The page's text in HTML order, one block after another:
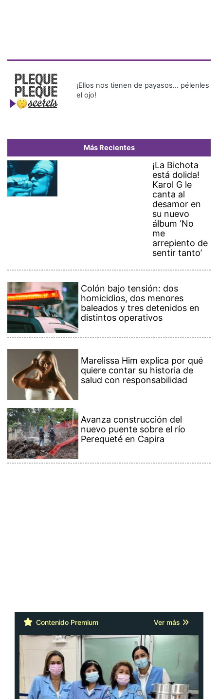
¡Ellos nos tienen de payasos… pélenles
el ojo!
Más Recientes
¡La Bichota
está dolida!
Karol G le
canta al
desamor en
su nuevo
álbum ‘No
me
arrepiento de
sentir tanto’
Colón bajo tensión: dos
homicidios, dos menores
baleados y tres detenidos en
distintos operativos
Marelissa Him explica por qué
quiere contar su historia de
salud con responsabilidad
Avanza construcción del
nuevo puente sobre el río
Perequeté en Capira
Contenido Premium Ver más